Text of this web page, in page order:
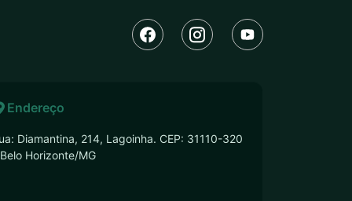
Endereço
Diamantina, 214, Lagoinha. CEP: 31110-320
Horizonte/MG